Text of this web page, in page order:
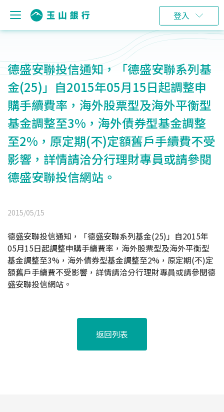
登入
德盛安聯投信通知，「德盛安聯系列基
金(25)」自2015年05月15日起調整申
購手續費率，海外股票型及海外平衡型
基金調整至3%，海外債券型基金調整
至2%，原定期(不)定額舊戶手續費不受
影響，詳情請洽分行理財專員或請參閱
德盛安聯投信網站。
2015/05/15
德盛安聯投信通知，「德盛安聯系列基金(25)」自2015年
05月15日起調整申購手續費率，海外股票型及海外平衡型
基金調整至3%，海外債券型基金調整至2%，原定期(不)定
額舊戶手續費不受影響，詳情請洽分行理財專員或請參閱德
盛安聯投信網站。
返回列表